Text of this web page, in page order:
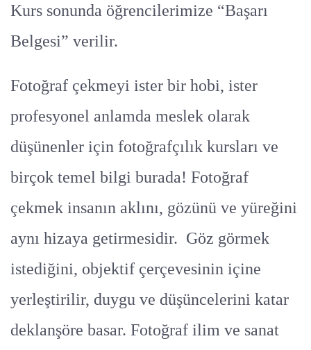
Kurs sonunda öğrencilerimize “Başarı
Belgesi” verilir.
Fotoğraf çekmeyi ister bir hobi, ister
profesyonel anlamda meslek olarak
düşünenler için fotoğrafçılık kursları ve
birçok temel bilgi burada! Fotoğraf
çekmek insanın aklını, gözünü ve yüreğini
aynı hizaya getirmesidir. Göz görmek
istediğini, objektif çerçevesinin içine
yerleştirilir, duygu ve düşüncelerini katar
deklanşöre basar. Fotoğraf ilim ve sanat